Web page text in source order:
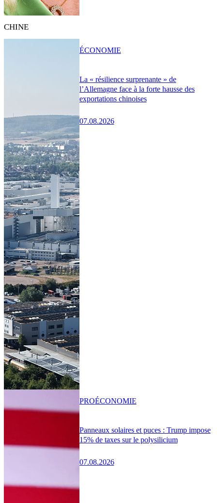
CHINE
La « résilience surprenante » de
l’Allemagne face à la forte hausse des
exportations chinoises
07.08.2026
ÉCONOMIE
Panneaux solaires et puces : Trump impose
15% de taxes sur le polysilicium
07.08.2026
PROÉCONOMIE